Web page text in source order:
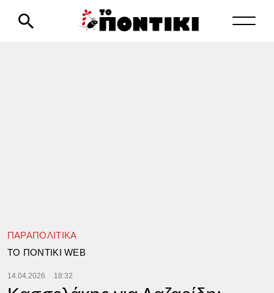
ΠΑΡΑΠΟΛΙΤΙΚΑ
TΟ ΠΟΝΤΙΚΙ WEB
14.04.2026 18:32